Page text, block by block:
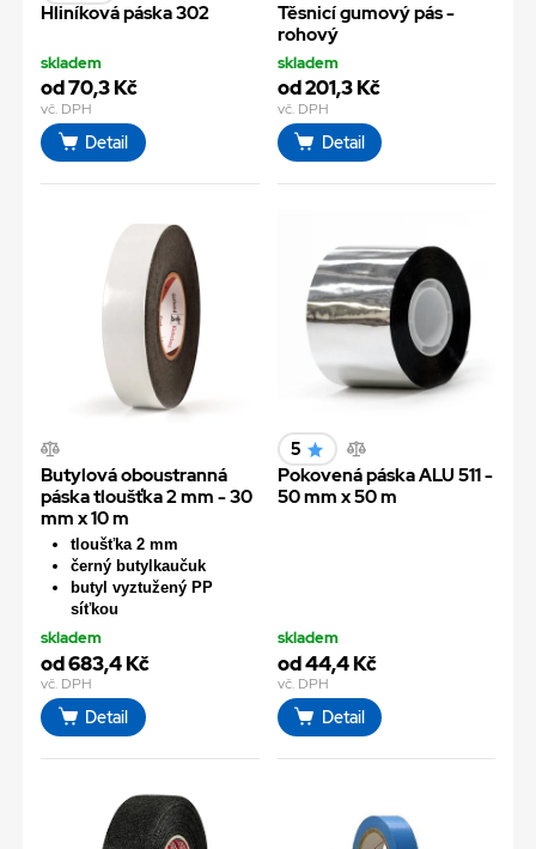
Hliníková páska 302
skladem
od 70,3 Kč
vč. DPH
Detail
Těsnicí gumový pás -
rohový
skladem
od 201,3 Kč
vč. DPH
Detail
Butylová oboustranná
páska tloušťka 2 mm - 30
mm x 10 m
tloušťka 2 mm
černý butylkaučuk
butyl vyztužený PP
síťkou
skladem
od 683,4 Kč
vč. DPH
Detail
5
Pokovená páska ALU 511 -
50 mm x 50 m
skladem
od 44,4 Kč
vč. DPH
Detail